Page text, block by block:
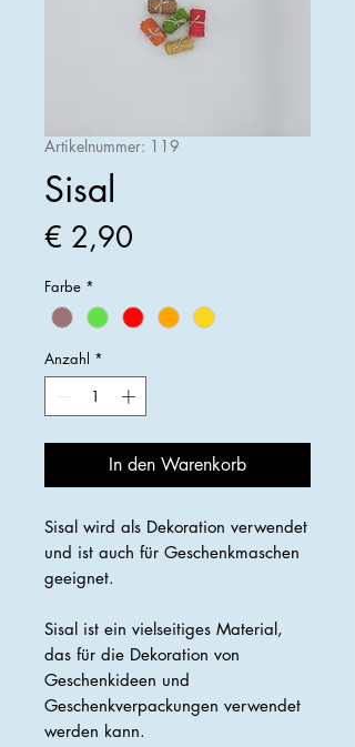
Artikelnummer: 119
Sisal
€ 2,90
Farbe *
Anzahl *
In den Warenkorb
Sisal wird als Dekoration verwendet
und ist auch für Geschenkmaschen
geeignet.
Sisal ist ein vielseitiges Material,
das für die Dekoration von
Geschenkideen und
Geschenkverpackungen verwendet
werden kann.